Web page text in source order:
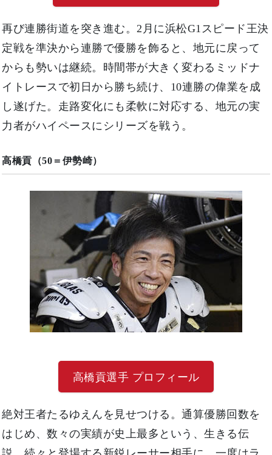
再び連勝街道を突き進む。2月に浜松G1スピード王決
定戦を準決から連勝で優勝を飾ると、地元に戻って
からも勢いは継続。時間帯が大きく変わるミッドナ
イトレースで初日から勝ち続け、10連勝の偉業を成
し遂げた。走路変化にも柔軟に対応する、地元の実
力者がハイペースにシリーズを戦う。
高橋貢（50＝伊勢崎）
高橋貢選手 プロフィール
絶対王者たるゆえんを見せつける。通算優勝回数を
はじめ、数々の実績が史上最多という、生きる伝